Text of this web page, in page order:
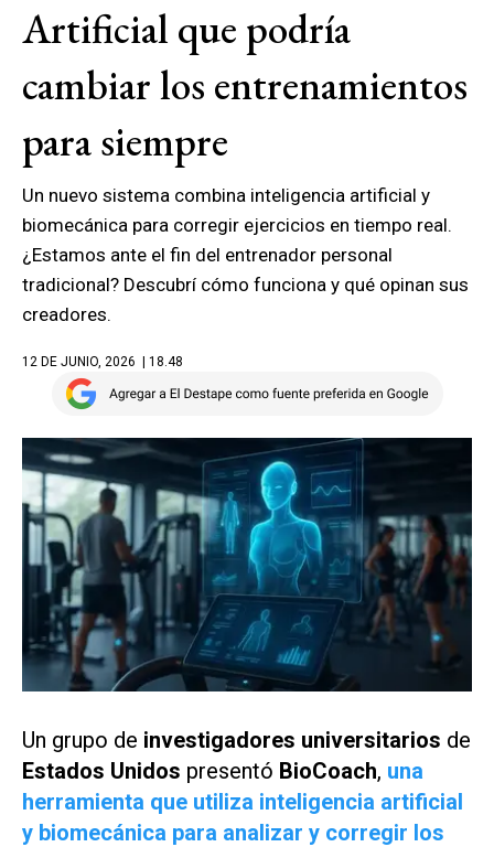
Artificial que podría
cambiar los entrenamientos
para siempre
Un nuevo sistema combina inteligencia artificial y
biomecánica para corregir ejercicios en tiempo real.
¿Estamos ante el fin del entrenador personal
tradicional? Descubrí cómo funciona y qué opinan sus
creadores.
12 DE JUNIO, 2026 | 18.48
Un grupo de investigadores universitarios de
Estados Unidos presentó BioCoach, una
herramienta que utiliza inteligencia artificial
y biomecánica para analizar y corregir los